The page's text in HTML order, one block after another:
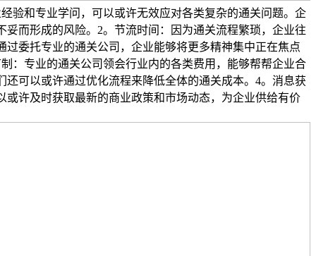
验和专业学问，可以或许无效应对各类复杂的通关问题。企
而形成的风险。2。节流时间：因为通关流程繁琐，企业往
委托专业的通关公司，企业能够将更多精神集中正在焦点
：专业的通关公司领会行业内的各类费用，能够帮帮企业合
可以或许通过优化流程来降低全体的通关成本。4。消息获
许及时获取最新的商业政策和市场动态，为企业供给有价